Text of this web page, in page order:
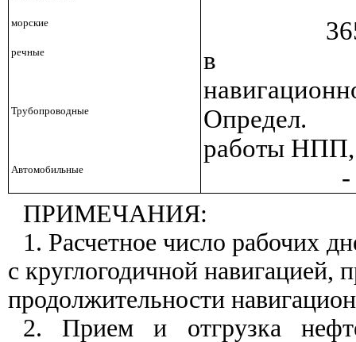
морские
речные
в
Трубопроводные
Определ.
работы НПП,
Автомобильные -
ПРИМЕЧАНИЯ:
1. Расчетное число рабочих
с круглогодичной навигацией,
продолжительности
2. Прием и отгрузка